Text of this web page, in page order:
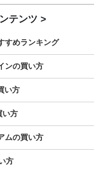
を追加
ルコイン「JPYSC」徹底解
を開催
テンツ
すめランキング
ンの買い方
い方
い方
ムの買い方
方